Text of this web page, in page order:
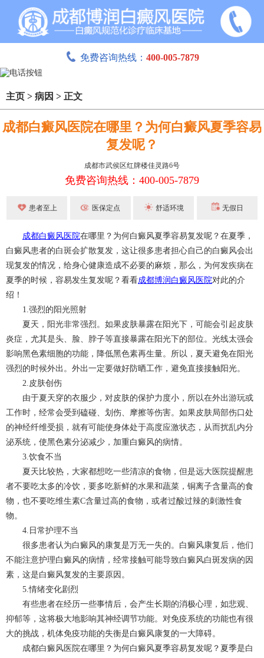
免费咨询热线： 400-005-7879
主页 > 病因 > 正文
成都白癜风医院在哪里？为何白癜风夏季容易
复发呢？
成都市武侯区红牌楼佳灵路6号
免费咨询热线：400-005-7879
患者至上 医保定点 舒适环境 无假日
成都白癜风医院在哪里？为何白癜风夏季容易复发呢？在夏季，
白癜风患者的白斑会扩散复发，这让很多患者担心自己的白癜风会出
现复发的情况，给身心健康造成不必要的麻烦，那么，为何发疾病在
夏季的时候，容易发生复发呢？看看成都博润白癜风医院对此的介
绍！
1.强烈的阳光照射
夏天，阳光非常强烈。如果皮肤暴露在阳光下，可能会引起皮肤
炎症，尤其是头、脸、脖子等直接暴露在阳光下的部位。光线太强会
影响黑色素细胞的功能，降低黑色素再生量。所以，夏天避免在阳光
强烈的时候外出。外出一定要做好防晒工作，避免直接接触阳光。
2.皮肤创伤
由于夏天穿的衣服少，对皮肤的保护力度小，所以在外出游玩或
工作时，经常会受到磕碰、划伤、摩擦等伤害。如果皮肤局部伤口处
的神经纤维受损，就有可能使身体处于高度应激状态，从而扰乱内分
泌系统，使黑色素分泌减少，加重白癜风的病情。
3.饮食不当
夏天比较热，大家都想吃一些清凉的食物，但是远大医院提醒患
者不要吃太多的冷饮，要多吃新鲜的水果和蔬菜，铜离子含量高的食
物，也不要吃维生素C含量过高的食物，或者过酸过辣的刺激性食
物。
4.日常护理不当
很多患者认为白癜风的康复是万无一失的。白癜风康复后，他们
不能注意护理白癜风的病情，经常接触可能导致白癜风白斑发病的因
素，这是白癜风复发的主要原因。
5.情绪变化剧烈
有些患者在经历一些事情后，会产生长期的消极心理，如悲观、
抑郁等，这将极大地影响其神经调节功能。对免疫系统的功能也有很
大的挑战，机体免疫功能的失衡是白癜风康复的一大障碍。
成都白癜风医院在哪里？为何白癜风夏季容易复发呢？夏季是白